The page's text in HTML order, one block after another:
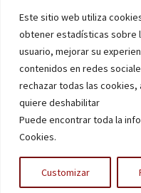
Este sitio web utiliza
obtener estadísticas sobre
usuario, mejorar su
contenidos en redes
rechazar todas las cookies,
quiere deshabilitar
Puede encontrar toda la
Cookies.
Customizar
Alfombras económicas
Alfombras a medida
Alfombras orientales
Venta de alfombras
Buscar
Buscar